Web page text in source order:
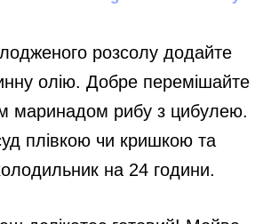
розсолу додайте
олію. Добре перемішайте
маринадом рибу з цибулею.
плівкою чи кришкою та
на 24 години.